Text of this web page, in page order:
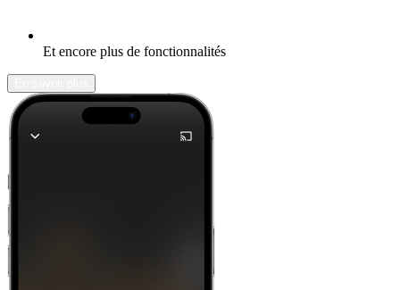
Et encore plus de fonctionnalités